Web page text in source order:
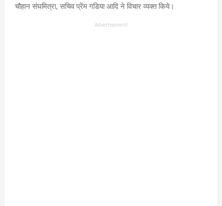
चौहान संघमित्रा, सचिव प्रेंम गडिया आदि ने विचार व्यक्त किये।
Advertisement